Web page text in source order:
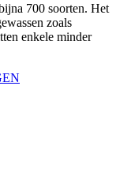
700 soorten. Het
zoals
enkele minder